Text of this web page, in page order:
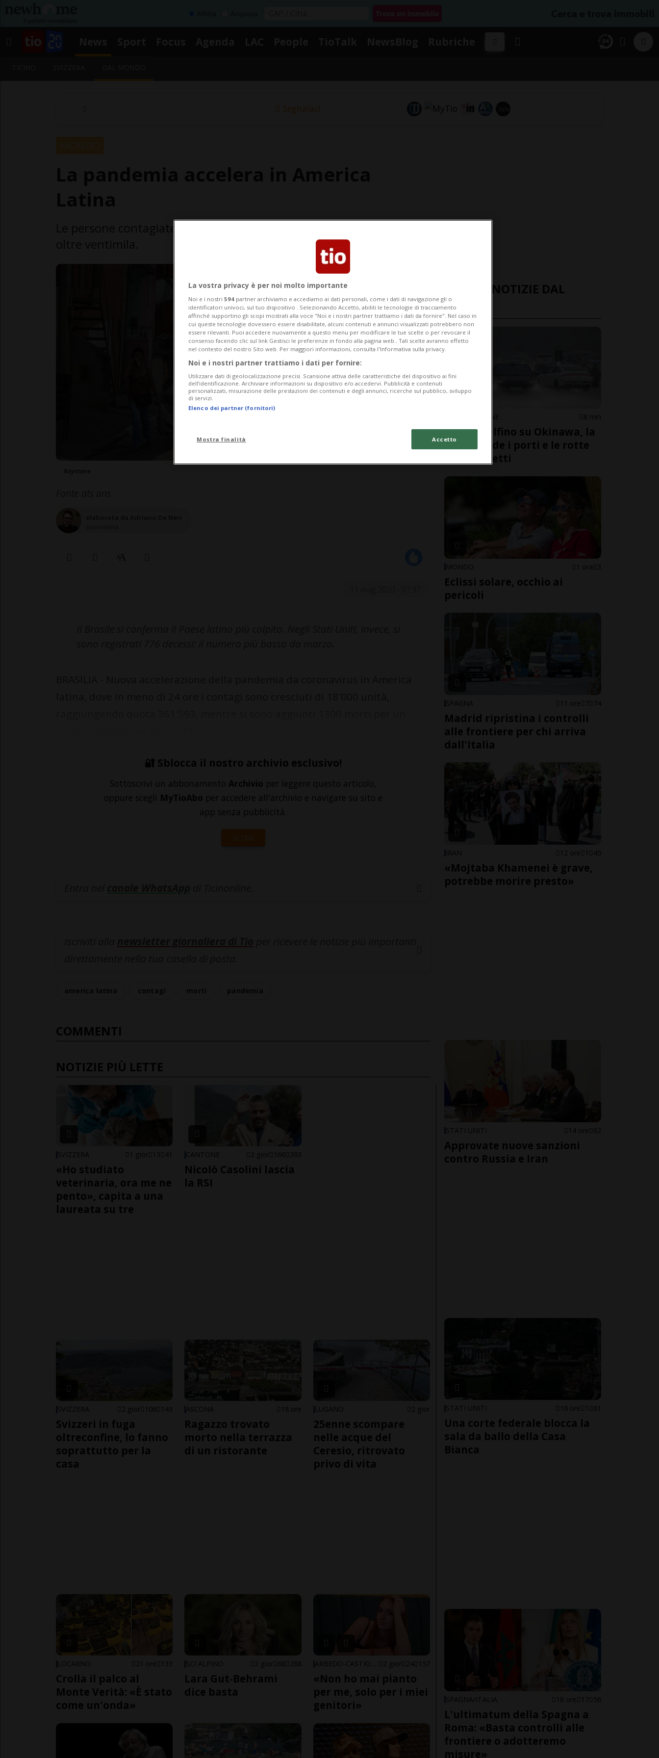
Segnalaci
🔐 Sblocca il nostro archivio esclusivo!
Sottoscrivi un abbonamento Archivio per leggere questo articolo,
oppure scegli MyTioAbo per accedere all'archivio e navigare su sito e
app senza pubblicità.
ACCEDI
COMMENTI
NOTIZIE PIÙ LETTE
SVIZZERA 1 gior 13 41
«Ho studiato
veterinaria, ora me ne
pento», capita a una
laureata su tre
CANTONE 2 gior 166 393
Nicolò Casolini lascia
la RSI
SVIZZERA 2 gior 106 143
Svizzeri in fuga
oltreconfine, lo fanno
soprattutto per la
casa
ASCONA 18 ore
Ragazzo trovato
morto nella terrazza
di un ristorante
LUGANO 2 gior
25enne scompare
nelle acque del
Ceresio, ritrovato
privo di vita
LOCARNO 21 ore 133
Crolla il palco al
Monte Verità: «È stato
come un'onda»
SCI ALPINO 2 gior 68 288
Lara Gut-Behrami
dice basta
2 gior 24 157
«Non ho mai pianto
per me, solo per i miei
genitori»
ULTIME NOTIZIE DAL
MONDO
CINA/GIAPPONE 8 min
Tifone Delfino su Okinawa, la
Cina chiude i porti e le rotte
dei traghetti
MONDO 1 ora 3
Eclissi solare, occhio ai
pericoli
SPAGNA 11 ore 7 74
Madrid ripristina i controlli
alle frontiere per chi arriva
dall'Italia
IRAN 12 ore 1 45
«Mojtaba Khamenei è grave,
potrebbe morire presto»
STATI UNITI 14 ore 62
Approvate nuove sanzioni
contro Russia e Iran
STATI UNITI 16 ore 1 61
Una corte federale blocca la
sala da ballo della Casa
Bianca
SPAGNA/ITALIA 18 ore 17 56
L'ultimatum della Spagna a
Roma: «Basta controlli alle
frontiere o adotteremo
misure»
La vostra privacy è per noi molto importante
Noi e i nostri 594 partner archiviamo e accediamo ai dati personali, come i dati di navigazione gli o
identificatori univoci, sul tuo dispositivo . Selezionando Accetto, abiliti le tecnologie di tracciamento
affinché supportino gli scopi mostrati alla voce "Noi e i nostri partner trattiamo i dati da fornire". Nel caso in
cui queste tecnologie dovessero essere disabilitate, alcuni contenuti e annunci visualizzati potrebbero non
essere rilevanti. Puoi accedere nuovamente a questo menu per modificare le tue scelte o per revocare il
consenso facendo clic sul link Gestisci le preferenze in fondo alla pagina web.. Tali scelte avranno effetto
nel contesto del nostro Sito web. Per maggiori informazioni, consulta l'Informativa sulla privacy.
Noi e i nostri partner trattiamo i dati per fornire:
Utilizzare dati di geolocalizzazione precisi. Scansione attiva delle caratteristiche del dispositivo ai fini
dell’identificazione. Archiviare informazioni su dispositivo e/o accedervi. Pubblicità e contenuti
personalizzati, misurazione delle prestazioni dei contenuti e degli annunci, ricerche sul pubblico, sviluppo
di servizi.
Elenco dei partner (fornitori)
Mostra finalità Accetto